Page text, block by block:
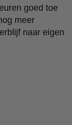
goed toe
meer
naar eigen